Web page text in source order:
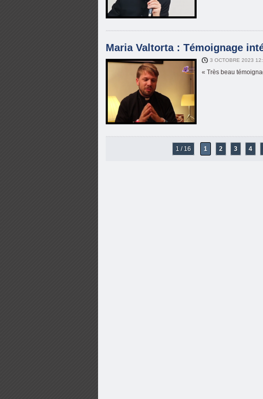
Maria Valtorta : Témoignage
3 OCTOBRE 2023
« Très beau
1 / 16 1 2 3 4